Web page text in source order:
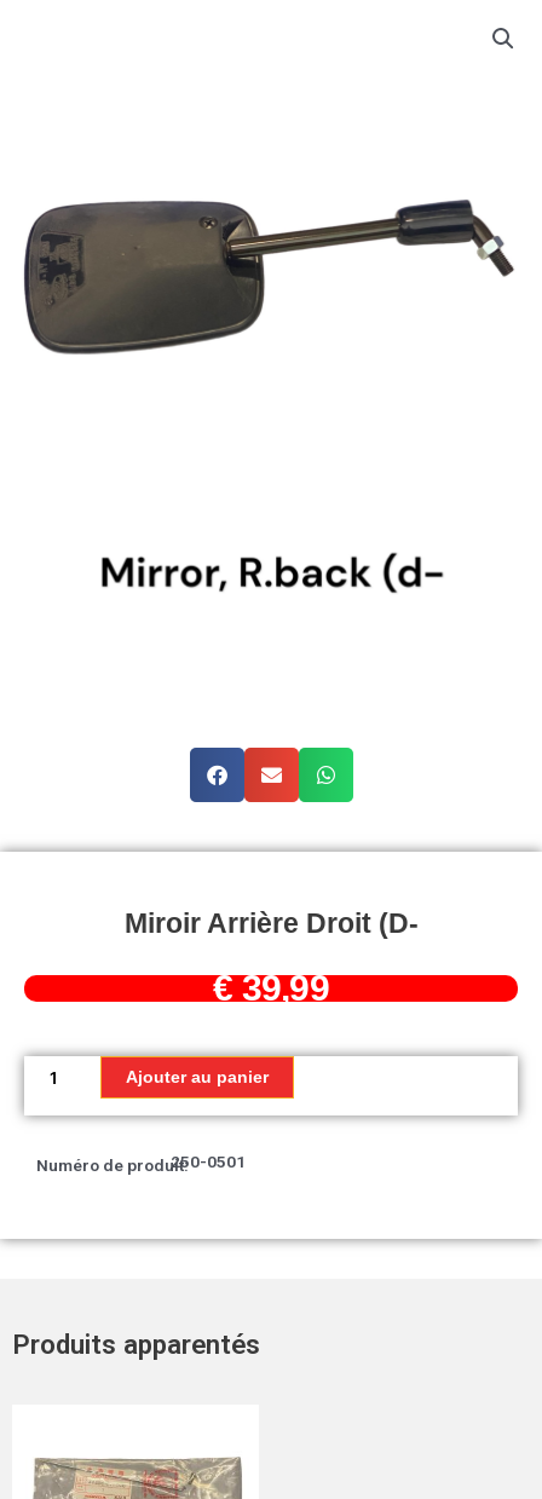
Miroir Arrière Droit (d-
€39,99
quantité
arrière
Ajouter au panier
Numéro de produit:250-0501
Produits apparentés